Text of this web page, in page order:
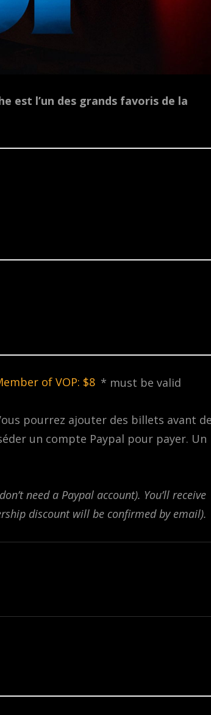
est l’un des grands favoris de la
of VOP: $8 * must be valid
pourrez ajouter des billets avant
un compte Paypal pour payer. Un
need a Paypal account). You’ll receive
discount will be confirmed by email).